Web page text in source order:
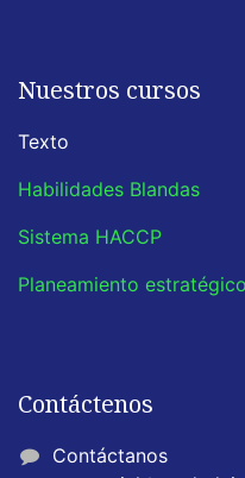
Nuestros cursos
Texto
Habilidades Blandas
Sistema HACCP
Planeamiento estratégico
Contáctenos
Contáctanos